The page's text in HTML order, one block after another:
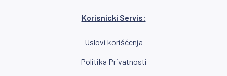
Korisnicki Servis:
Uslovi korišćenja
Politika Privatnosti